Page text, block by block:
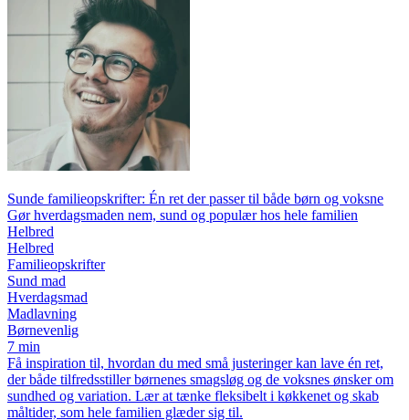
Sunde familieopskrifter: Én ret der passer til både børn og voksne
Gør hverdagsmaden nem, sund og populær hos hele familien
Helbred
Helbred
Familieopskrifter
Sund mad
Hverdagsmad
Madlavning
Børnevenlig
7 min
Få inspiration til, hvordan du med små justeringer kan lave én ret,
der både tilfredsstiller børnenes smagsløg og de voksnes ønsker om
sundhed og variation. Lær at tænke fleksibelt i køkkenet og skab
måltider, som hele familien glæder sig til.